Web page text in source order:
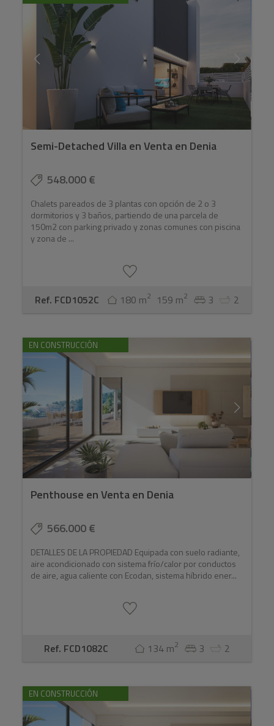
Semi-Detached Villa en Venta en Denia
548.000 €
Chalets pareados de 3 plantas con opción de 2 o 3
dormitorios y 3 baños, partiendo de una parcela de
150m2 con parking privado y zonas comunes con piscina
y zona de ...
Ref. FCD1052C 180 m2 159 m2 3 2
EN CONSTRUCCIÓN
Penthouse en Venta en Denia
566.000 €
DETALLES DE LA PROPIEDAD Equipada con suelo radiante,
aire acondicionado con sistema frío/calor por conductos
de aire, agua caliente con Ecodan, sistema híbrido ener...
Ref. FCD1082C 134 m2 3 2
EN CONSTRUCCIÓN